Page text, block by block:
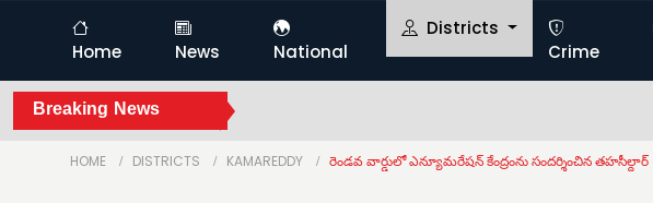
Home News National
Districts
Crime
Breaking News
HOME DISTRICTS KAMAREDDY రెండవ వార్డులో ఎన్యూమరేషన్ కేంద్రంను సందర్శించిన తహసీల్దార్